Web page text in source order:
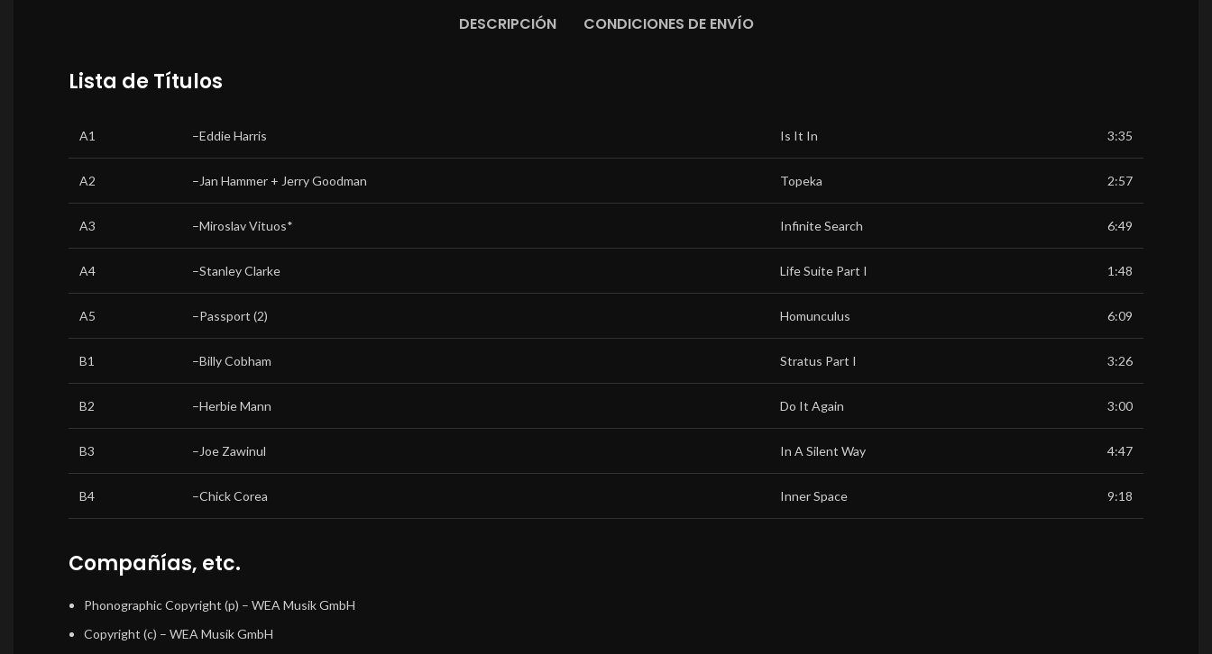
DESCRIPCIÓN CONDICIONES DE ENVÍO
Lista de Títulos
A1 –Eddie Harris Is It In 3:35
A2 – Jan Hammer + Jerry Goodman Topeka 2:57
A3 –Miroslav Vituos* Infinite Search 6:49
A4 –Stanley Clarke Life Suite Part I 1:48
A5 –Passport (2) Homunculus 6:09
B1 –Billy Cobham Stratus Part I 3:26
B2 –Herbie Mann Do It Again 3:00
B3 – Joe Zawinul In A Silent Way 4:47
B4 –Chick Corea Inner Space 9:18
Compañías, etc.
Phonographic Copyright (p) – WEA Musik GmbH
Copyright (c) – WEA Musik GmbH